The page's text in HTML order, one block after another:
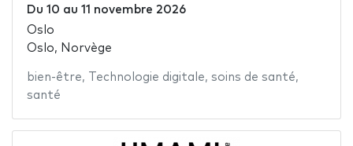
Du 10 au 11 novembre 2026
Oslo
Oslo, Norvège
bien-être, Technologie digitale, soins de santé,
santé